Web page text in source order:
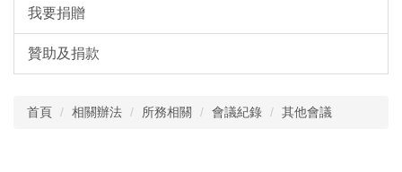
我要捐贈
贊助及捐款
首頁 相關辦法 所務相關 會議紀錄 其他會議